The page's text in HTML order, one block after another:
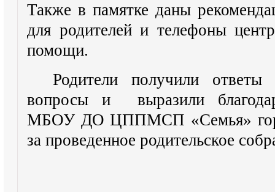
Также в памятке даны
для родителей и телефоны
помощи.
Родители получили
вопросы и выразили
МБОУ ДО ЦППМСП «Семья»
за проведенное родительское